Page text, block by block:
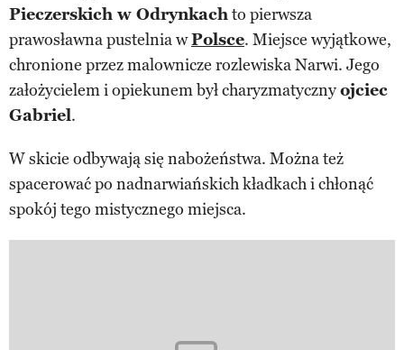
Pieczerskich w Odrynkachto pierwsza
prawosławna pustelnia wPolsce. Miejsce wyjątkowe,
chronione przez malownicze rozlewiska Narwi. Jego
założycielem i opiekunem był charyzmatycznyojciec
Gabriel.
W skicie odbywają się nabożeństwa. Można też
spacerować po nadnarwiańskich kładkach i chłonąć
spokój tego mistycznego miejsca.